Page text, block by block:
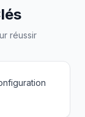
réussir